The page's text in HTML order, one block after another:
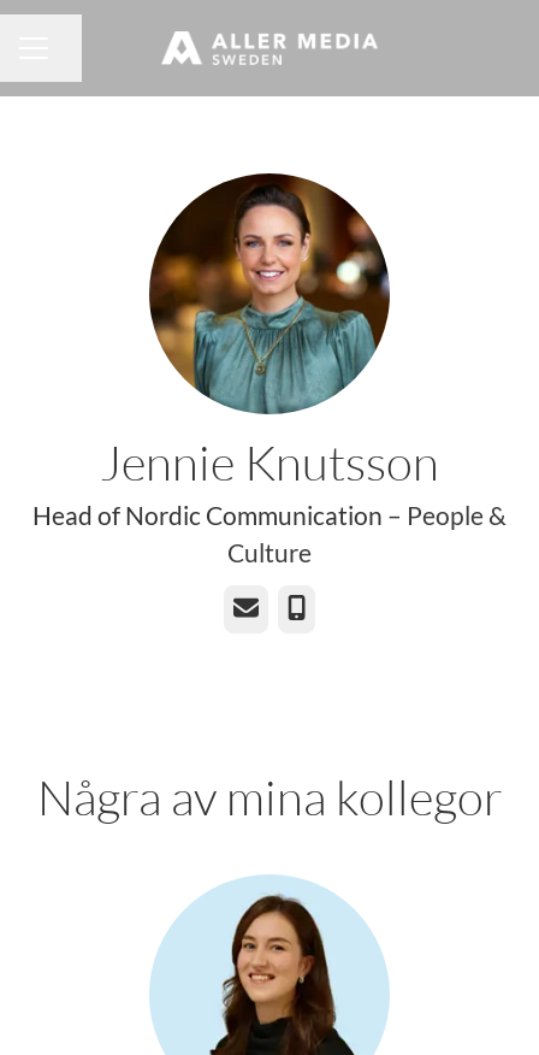
Jennie Knutsson
Head of Nordic Communication – People &
Culture
E-post Telefon
Några av mina kollegor